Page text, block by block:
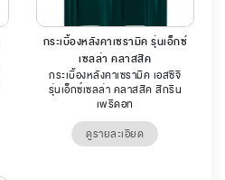
กระเบื้องหลังคาเซรามิค รุ่นเอ็กซ์
เซลล่า คลาสสิค
กระเบื้องหลังคาเซรามิค เอสซีจี
รุ่นเอ็กซ์เซลล่า คลาสสิค สีกรีน
เพริดอท
ดูรายละเอียด